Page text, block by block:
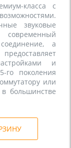
класса с
звуковые
современный
а
и
го поколения
или
большинстве